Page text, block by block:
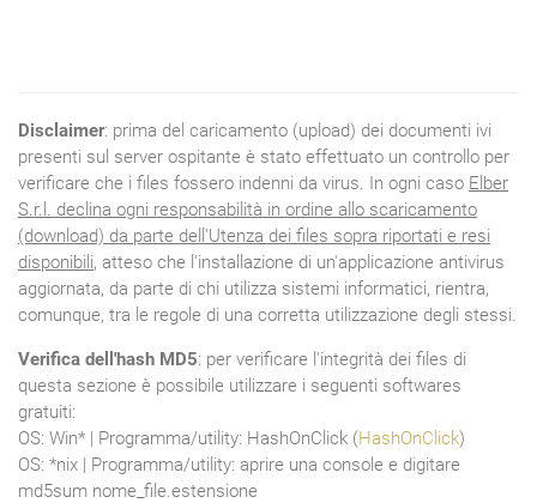
Disclaimer: prima del caricamento (upload) dei documenti ivi
presenti sul server ospitante è stato effettuato un controllo per
verificare che i files fossero indenni da virus. In ogni caso Elber
S.r.l. declina ogni responsabilità in ordine allo scaricamento
(download) da parte dell'Utenza dei files sopra riportati e resi
disponibili, atteso che l'installazione di un'applicazione antivirus
aggiornata, da parte di chi utilizza sistemi informatici, rientra,
comunque, tra le regole di una corretta utilizzazione degli stessi.
Verifica dell'hash MD5: per verificare l'integrità dei files di
questa sezione è possibile utilizzare i seguenti softwares
gratuiti:
OS: Win* | Programma/utility: HashOnClick (HashOnClick)
OS: *nix | Programma/utility: aprire una console e digitare
md5sum nome_file.estensione